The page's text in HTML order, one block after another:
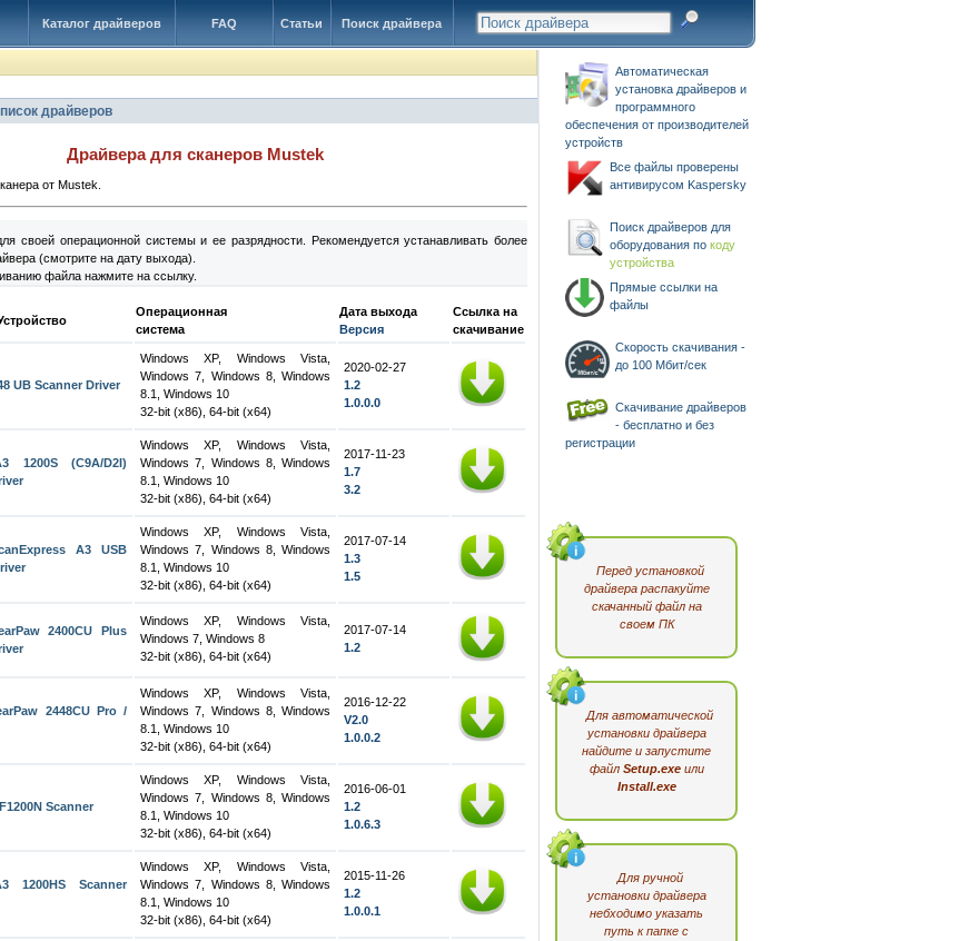
Поиск драйвера
Статьи
FAQ
Каталог драйверов
Автоматическая
установка драйверов и
программного
обеспечения от производителей
устройств
Все файлы проверены
антивирусом Kaspersky
Поиск драйверов для
оборудования по коду
устройства
Прямые ссылки на
файлы
Скорость скачивания -
до 100 Мбит/сек
Скачивание драйверов
- бесплатно и без
регистрации
Перед установкой
драйвера распакуйте
скачанный файл на
своем ПК
Для автоматической
установки драйвера
найдите и запустите
файл Setup.exeили
Install.exe
Для ручной
установки драйвера
небходимо указать
путь к папке с
драйверов
Драйвера для сканеров Mustek
от Mustek.
своей операционной системы и ее разрядности. Рекомендуется устанавливать более
(смотрите на дату выхода).
файла нажмите на ссылку.
Операционная
система
Дата выхода
Версия
Ссылка на
скачивание
UB Scanner Driver
Windows XP, Windows Vista,
Windows 7, Windows 8, Windows
8.1, Windows 10
32-bit (x86), 64-bit (x64)
2020-02-27
1.2
1.0.0.0
1200S (C9A/D2I)
Windows XP, Windows Vista,
Windows 7, Windows 8, Windows
8.1, Windows 10
32-bit (x86), 64-bit (x64)
2017-11-23
1.7
3.2
A3 USB
Windows XP, Windows Vista,
Windows 7, Windows 8, Windows
8.1, Windows 10
32-bit (x86), 64-bit (x64)
2017-07-14
1.3
1.5
2400CU Plus
Windows XP, Windows Vista,
Windows 7, Windows 8
32-bit (x86), 64-bit (x64)
2017-07-14
1.2
2448CU Pro /
Windows XP, Windows Vista,
Windows 7, Windows 8, Windows
8.1, Windows 10
32-bit (x86), 64-bit (x64)
2016-12-22
V2.0
1.0.0.2
Scanner
Windows XP, Windows Vista,
Windows 7, Windows 8, Windows
8.1, Windows 10
32-bit (x86), 64-bit (x64)
2016-06-01
1.2
1.0.6.3
1200HS Scanner
Windows XP, Windows Vista,
Windows 7, Windows 8, Windows
8.1, Windows 10
32-bit (x86), 64-bit (x64)
2015-11-26
1.2
1.0.0.1